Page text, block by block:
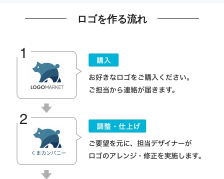
ロゴを作る流れ